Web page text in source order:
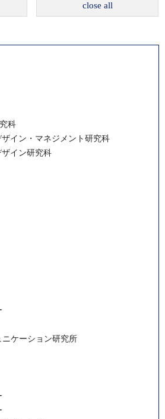
close all
科
イン・マネジメント研究科
イン研究科
ニケーション研究所